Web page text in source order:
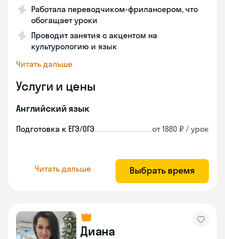
Работала переводчиком-фрилансером, что
обогащает уроки
Проводит занятия с акцентом на
культурологию и язык
Читать дальше
Услуги и цены
Английский язык
Подготовка к ЕГЭ/ОГЭ от 1880 ₽ / урок
Читать дальше Выбрать время
Диана